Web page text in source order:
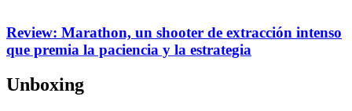
Review: Marathon, un shooter de extracción intenso
que premia la paciencia y la estrategia
Unboxing